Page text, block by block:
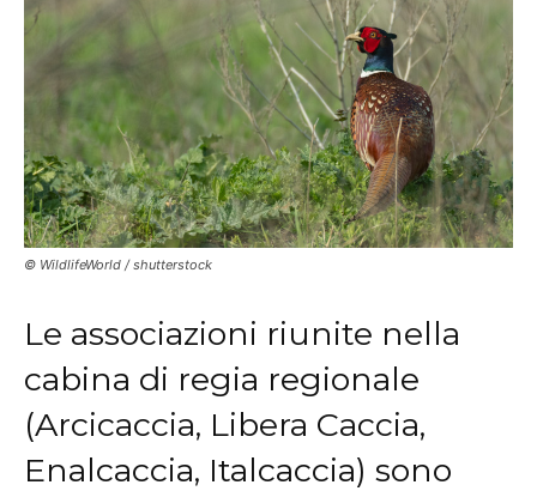
© WildlifeWorld / shutterstock
Le associazioni riunite nella
cabina di regia regionale
(Arcicaccia, Libera Caccia,
Enalcaccia, Italcaccia) sono